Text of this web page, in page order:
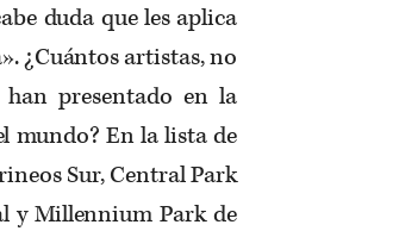
duda que les aplica
¿Cuántos artistas, no
han presentado en la
mundo? En la lista de
Sur, Central Park
y Millennium Park de